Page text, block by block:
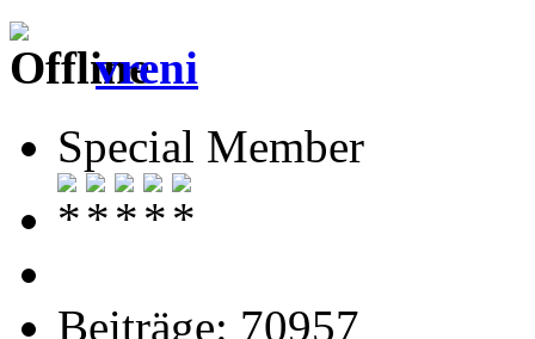
vreni
Special Member
Beiträge: 70957